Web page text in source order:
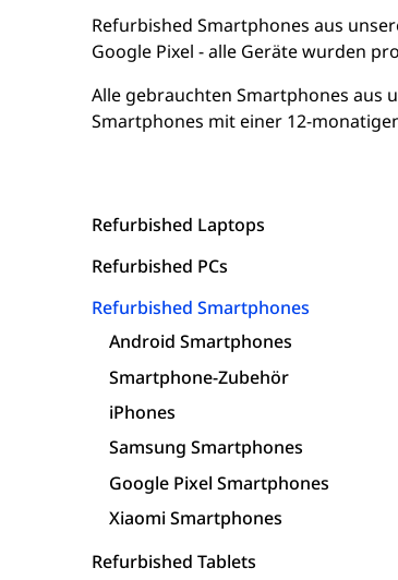
Laptops ab 17 Zoll
& 2-in-1 Laptops
Workstation Laptops
Lenovo Laptops
Microsoft Surface
HP Laptops
Dell PCs
Fujitsu PCs
Refurbished Smartphones aus
Google Pixel - alle Geräte wurden
Alle gebrauchten Smartphones
Smartphones mit einer 12-
Refurbished Laptops
Refurbished PCs
Refurbished Smartphones
Android Smartphones
Smartphone-Zubehör
iPhones
Samsung Smartphones
Google Pixel Smartphones
Xiaomi Smartphones
Refurbished Tablets